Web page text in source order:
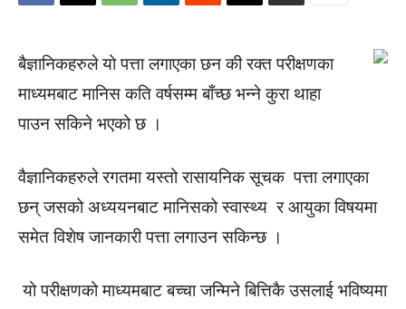
बैज्ञानिकहरुले यो पत्ता लगाएका छन की रक्त परीक्षणका
माध्यमबाट मानिस कति वर्षसम्म बाँच्छ भन्ने कुरा थाहा
पाउन सकिने भएको छ ।
वैज्ञानिकहरुले रगतमा यस्तो रासायनिक सूचक पत्ता लगाएका
छन् जसको अध्ययनबाट मानिसको स्वास्थ्य र आयुका विषयमा
समेत विशेष जानकारी पत्ता लगाउन सकिन्छ ।
यो परीक्षणको माध्यमबाट बच्चा जन्मिने बित्तिकै उसलाई भविष्यमा